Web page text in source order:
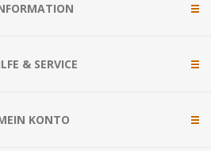
& SERVICE
KONTO